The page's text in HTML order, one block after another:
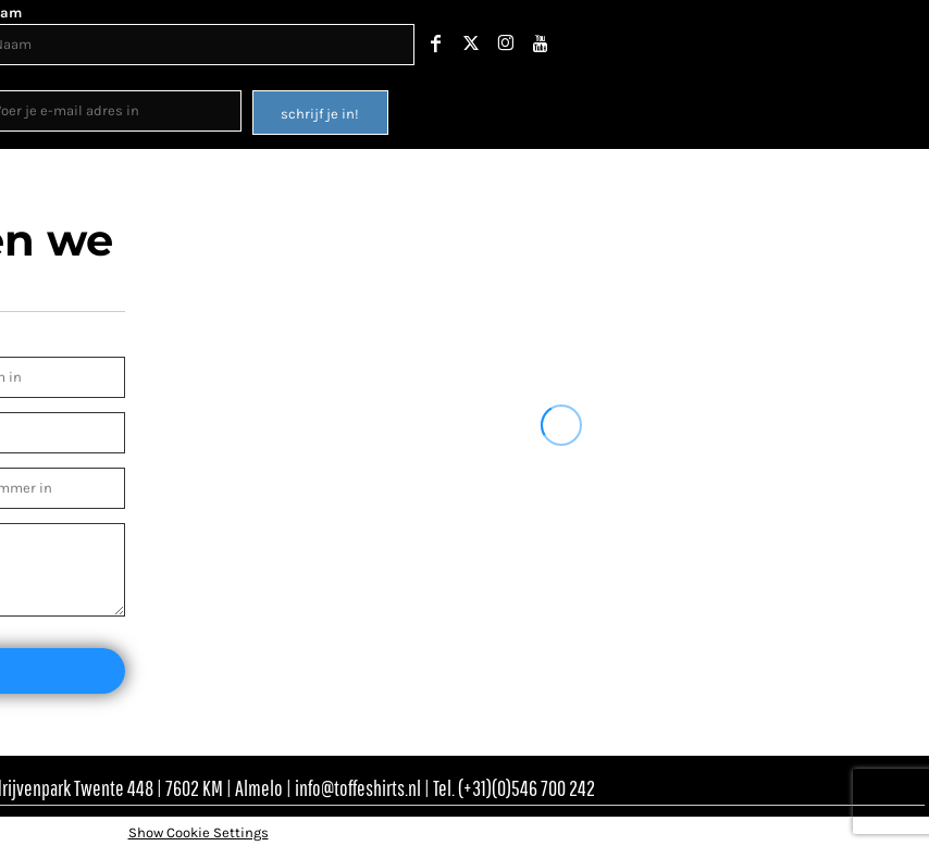
schrijf je in!
we
Twente 448 | 7602 KM | Almelo | info@toffeshirts.nl | Tel. (+31)(0)546 700 242
Show Cookie Settings